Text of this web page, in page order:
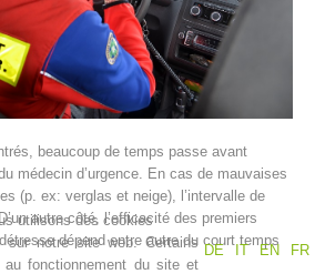
beaucoup de temps passe avant
médecin d’urgence. En cas de mauvaises
(p. ex: verglas et neige), l’intervalle de
autre côté, l’efficacité des premiers
dépend entre autre du court temps
utilisons des cookies
DE
IT EN FR
sur notre site web. Certains
au fonctionnement du site et